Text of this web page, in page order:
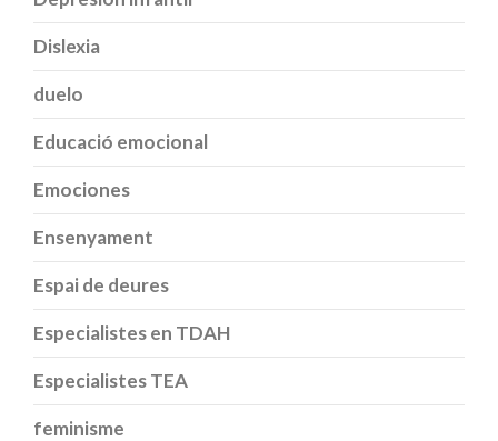
Dislexia
duelo
Educació emocional
Emociones
Ensenyament
Espai de deures
Especialistes en TDAH
Especialistes TEA
feminisme